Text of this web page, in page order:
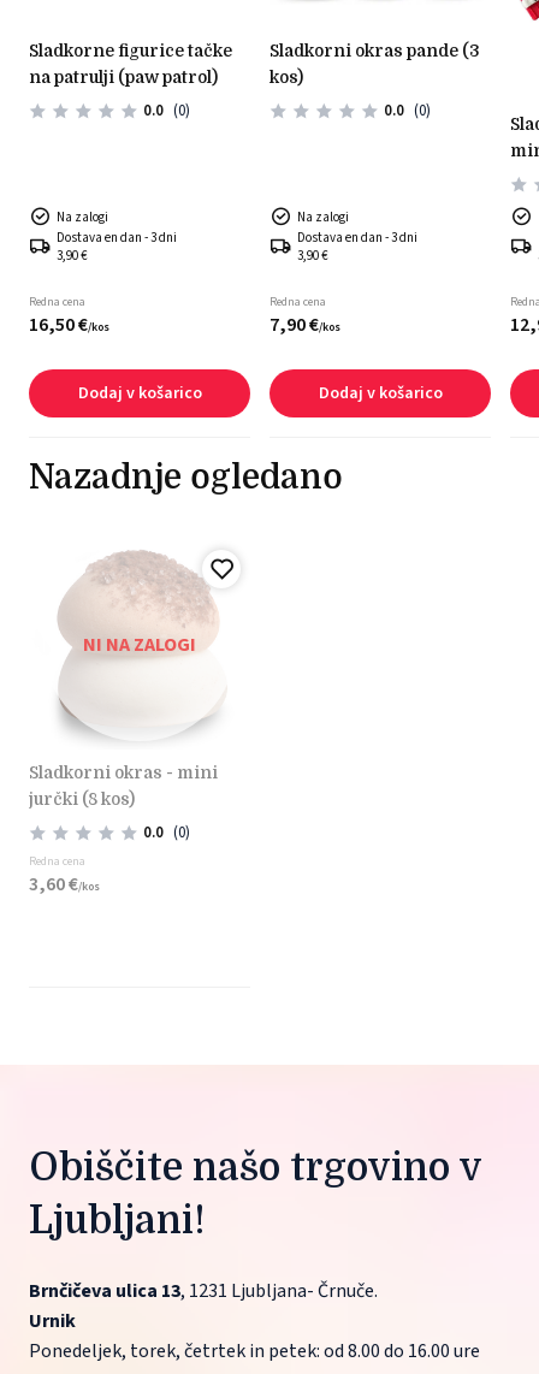
sladkorne figurice tačke
na patrulji (paw patrol)
0.0 (0)
Na zalogi
Dostava en dan - 3 dni
3,90 €
Redna cena
16,50€/kos
Dodaj v košarico
sladkorni okras pande (3
kos)
0.0 (0)
Na zalogi
Dostava en dan - 3 dni
3,90 €
Redna cena
7,90€/kos
Dodaj v košarico
sladkorni okras -
12,
Nazadnje ogledano
NI NA ZALOGI
sladkorni okras - mini
jurčki (8 kos)
0.0 (0)
Redna cena
3,60€/kos
Obiščite našo trgovino v
Ljubljani!
Brnčičeva ulica 13, 1231 Ljubljana- Črnuče.
Urnik
Ponedeljek, torek, četrtek in petek: od 8.00 do 16.00 ure